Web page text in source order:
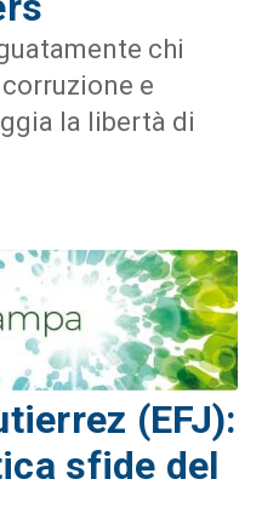
chi
e
la libertà di
(EFJ):
sfide del